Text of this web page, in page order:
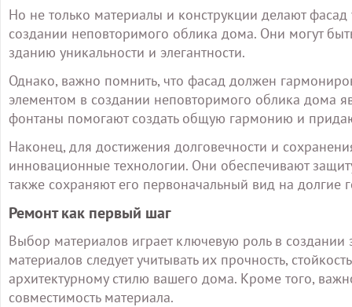
Но не только материалы и конструкции делают
создании неповторимого облика дома. Они могут
зданию уникальности и элегантности.
Однако, важно помнить, что фасад должен
элементом в создании неповторимого облика дома
фонтаны помогают создать общую гармонию и
Наконец, для достижения долговечности и
инновационные технологии. Они обеспечивают
также сохраняют его первоначальный вид на долгие
Ремонт как первый шаг
Выбор материалов играет ключевую роль в
материалов следует учитывать их прочность,
архитектурному стилю вашего дома. Кроме того,
совместимость материала.